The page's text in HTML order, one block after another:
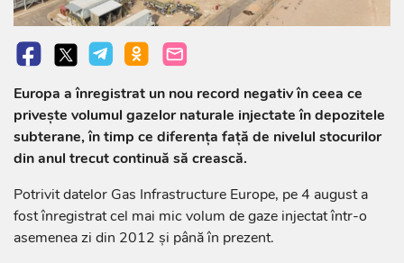
Europa a înregistrat un nou record negativ în ceea ce
privește volumul gazelor naturale injectate în depozitele
subterane, în timp ce diferența față de nivelul stocurilor
din anul trecut continuă să crească.
Potrivit datelor Gas Infrastructure Europe, pe 4 august a
fost înregistrat cel mai mic volum de gaze injectat într-o
asemenea zi din 2012 și până în prezent.